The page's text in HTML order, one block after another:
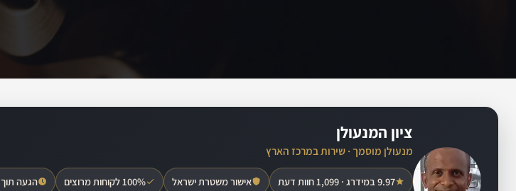
ציון המנעולן
מנעולן מוסמך · שירות במרכז הארץ
9.97 במידרג · 1,099 חוות דעת אישור משטרת ישראל 100% לקוחות מרוצים הגעה תוך 20 עד 40 דקות